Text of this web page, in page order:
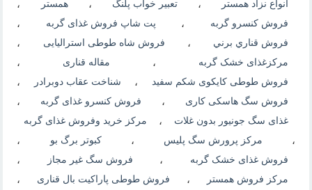
انواع نزاد همستر ، تعبیر خواب پلنگ ، همستر ،
فروش کنسرو گربه ، پت شاپ فروش غذای گربه ،
فروش قناري برني ، فروش شاه طوطی استرالیایی ،
مرکزغذای خشک گربه ، مقاله قناری ،
فروش طوطی کایکوی شکم سفید ، شناخت عقاب دوبرادر ،
فروش سگ هاسکی کاری ، فروش کنسرو غذای گربه ،
غذای سگ جونیور بدون غلات ، مرکز خرید وفروش غذای گربه
، مرکز پرورش سگ پلیس ، کبوتر برگ بو ،
فروش غذای خشک گربه ، فروش سگ غیر مجاز ،
مرکز فروش همستر ، فروش طوطی پاراکیت بال قناری ،